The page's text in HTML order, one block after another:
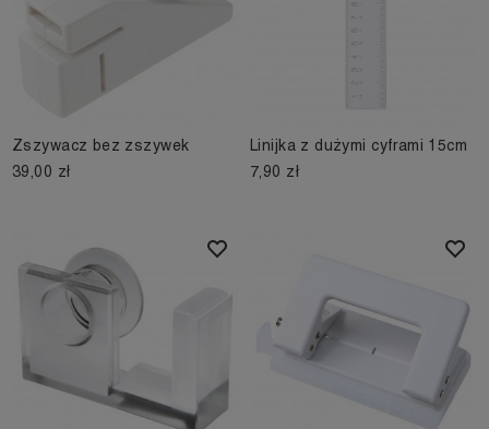
Zszywacz bez zszywek
39,00 zł
Linijka z dużymi cyframi 15cm
7,90 zł